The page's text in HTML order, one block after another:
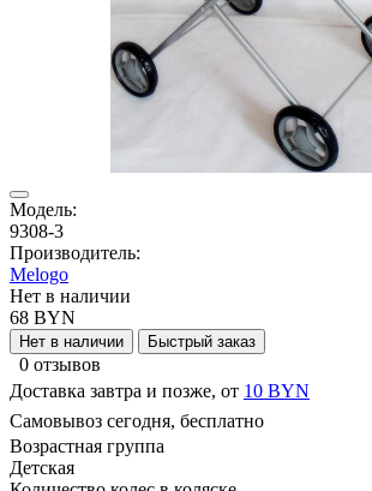
Модель:
9308-3
Производитель:
Melogo
Нет в наличии
68 BYN
Нет в наличии Быстрый заказ
0 отзывов
Доставка завтра и позже, от 10 BYN
Самовывоз сегодня, бесплатно
Возрастная группа
Детская